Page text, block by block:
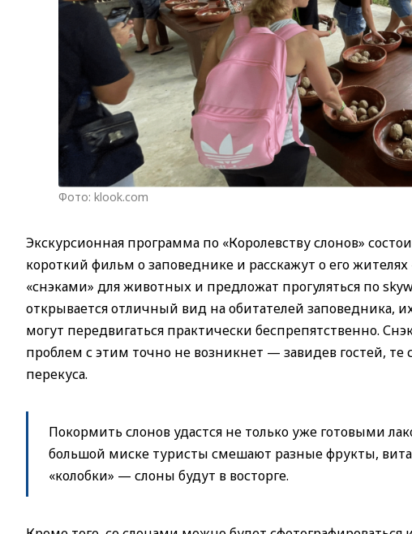
Фото: klook.com
Экскурсионная программа по «Королевству слонов»
короткий фильм о заповеднике и расскажут о его
«снэками» для животных и предложат прогуляться по
открывается отличный вид на обитателей заповедника,
могут передвигаться практически беспрепятственно.
проблем с этим точно не возникнет — завидев гостей,
перекуса.
Покормить слонов удастся не только уже готовыми
большой миске туристы смешают разные фрукты,
«колобки» — слоны будут в восторге.